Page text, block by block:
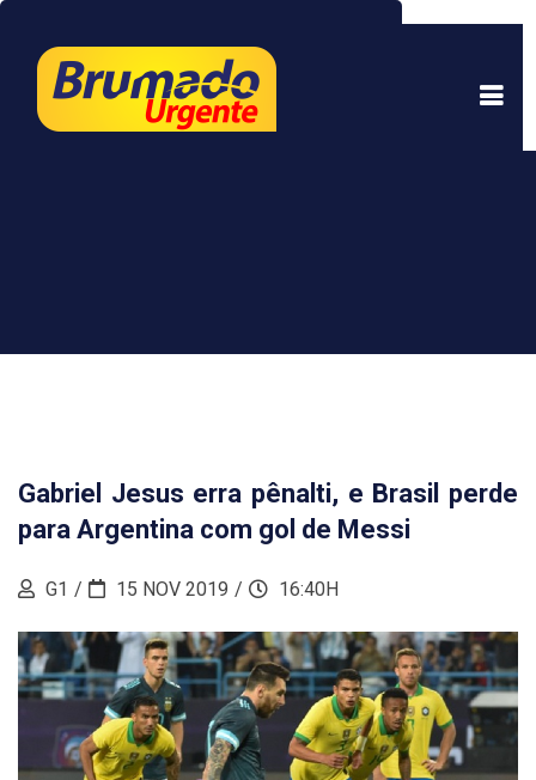
experiência. Ao continuar a navegar, você está
de acordo com isso.Saber mais.
Gabriel Jesus erra pênalti, e Brasil perde
para Argentina com gol de Messi
G1 15 NOV 2019 16:40H